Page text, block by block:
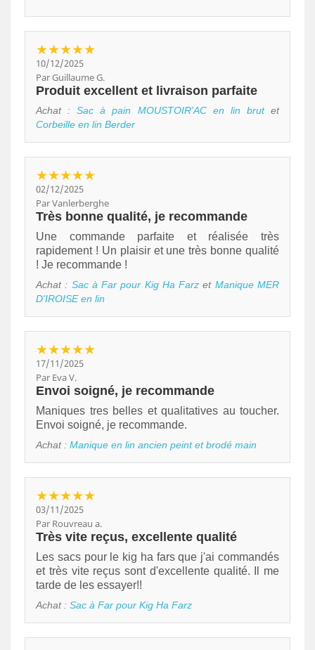
★★★★★
10/12/2025
Par Guillaume G.
Produit excellent et livraison parfaite
Achat :Sac à pain MOUSTOIR'AC en lin brutet
Corbeille en lin Berder
★★★★★
02/12/2025
Par Vanlerberghe
Très bonne qualité, je recommande
Une commande parfaite et réalisée très
rapidement ! Un plaisir et une très bonne qualité
! Je recommande !
Achat : Sac à Far pour Kig Ha Farz et Manique MER
D'IROISE en lin
★★★★★
17/11/2025
Par Eva V.
Envoi soigné, je recommande
Maniques tres belles et qualitatives au toucher.
Envoi soigné, je recommande.
Achat : Manique en lin ancien peint et brodé main
★★★★★
03/11/2025
Par Rouvreau a.
Très vite reçus, excellente qualité
Les sacs pour le kig ha fars que j'ai commandés
et très vite reçus sont d'excellente qualité. Il me
tarde de les essayer!!
Achat : Sac à Far pour Kig Ha Farz